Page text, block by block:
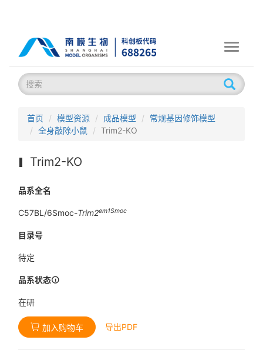
Toggle
首页 模型资源 成品模型
常规基因修饰模型
全身敲除小鼠
Trim2-KO
Trim2-KO
品系全名
C57BL/6Smoc-Trim2em1Smoc
目录号
待定
品系状态
在研
加入购物车 导出PDF